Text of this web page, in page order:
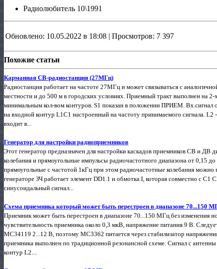
Радиолюбитель 10\1991
Обновлено: 10.05.2022 в 18:08 | Просмотров: 7 397
Похожие статьи
Карманная СВ-радиостанция (27МГц)
Радиостанция работает на частоте 27МГц и может связываться с
местности и до 500 м в городских условиях. Приемный тракт выполнен на
минимальным кол-вом контуров. S1 показан в положении ПРИЕМ. Вх.сигнал
на входной контур L1C1 настроенный на частоту принимаемого сигнала.
входит в...
Генератор для настройки радиоприемников
Этот генератор предназначен для настройки каскадов приемников CВ и ДВ
колебания и прямоугольные импульсы радиочастотного диапазона от 0,15
прямоугольные с частотой 1кГц при этом радиочастотные колебания
генераторе ЗЧ работает элемент DD1.1 и обмотка I, которая совместно с
синусоидальный сигнал...
Схема приемника который может быть перестроен в диапазоне 70...150
Приемник может быть перестроен в диапазоне 70...150 МГц без изменения
чувствительность приемника около 0,3 мкВ, напряжение питания 9 В.
МС34119 2...12 В, поэтому МС3362 питается через стабилизатор
приемника выполнен по традиционной резонансной схеме. Сигнал с
контур L2....